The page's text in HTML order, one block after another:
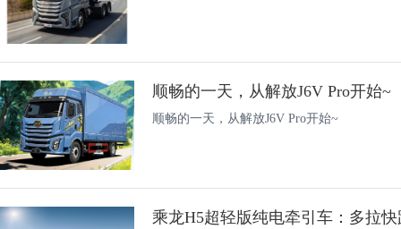
顺畅的一天，从解放J6V Pro开始~
顺畅的一天，从解放J6V Pro开始~